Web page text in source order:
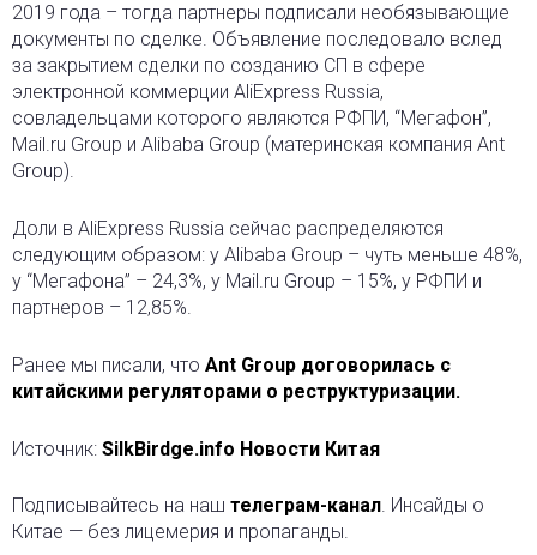
2019 года – тогда партнеры подписали необязывающие
документы по сделке. Объявление последовало вслед
за закрытием сделки по созданию СП в сфере
электронной коммерции AliExpress Russia,
совладельцами которого являются РФПИ, “Мегафон”,
Mail.ru Group и Alibaba Group (материнская компания Ant
Group).
Доли в AliExpress Russia сейчас распределяются
следующим образом: у Alibaba Group – чуть меньше 48%,
у “Мегафона” – 24,3%, у Mail.ru Group – 15%, у РФПИ и
партнеров – 12,85%.
Ранее мы писали, что Ant Group договорилась с
китайскими регуляторами о реструктуризации.
Источник: SilkBirdge.info Новости Китая
Подписывайтесь на наш телеграм-канал. Инсайды о
Китае — без лицемерия и пропаганды.